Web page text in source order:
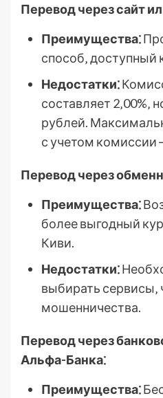
Перевод через сайт
Преимущества⁚
способ‚ доступный
Недостатки⁚
составляет 2‚00%‚
рублей.
с учетом комиссии
Перевод через
Преимущества⁚
более выгодный
Киви.
Недостатки⁚
выбирать
мошенничества.
Перевод через
Альфа-Банка⁚
Преимущества⁚